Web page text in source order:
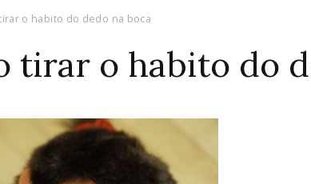
o habito do dedo na boca
tirar o habito do